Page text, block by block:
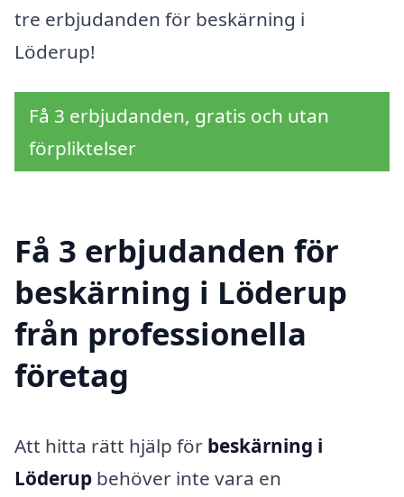
tre erbjudanden för beskärning i
Löderup!
Få 3 erbjudanden, gratis och utan
förpliktelser
Få 3 erbjudanden för
beskärning i Löderup
från professionella
företag
Att hitta rätt hjälp för beskärning i
Löderup behöver inte vara en